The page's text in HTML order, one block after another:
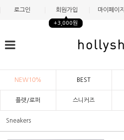
로그인 회원가입
+3,000원
마이페이지
NEW10% BEST
플랫/로퍼 스니커즈
Sneakers